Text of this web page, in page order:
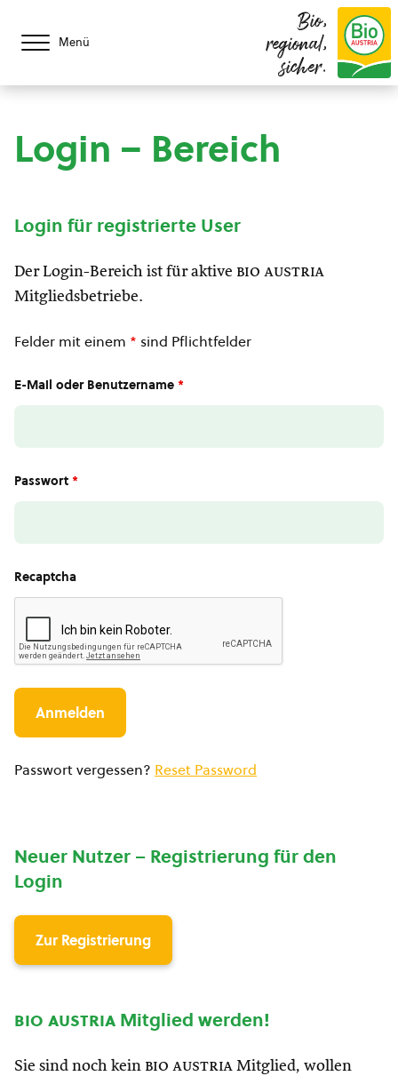
Menü
Bio,
regional,
sicher.
Login – Bereich
Login für registrierte User
Der Login-Bereich ist für aktive bio austria
Mitgliedsbetriebe.
Felder mit einem * sind Pflichtfelder
E-Mail oder Benutzername *
Passwort *
Recaptcha
Passwort vergessen? Reset Password
Neuer Nutzer – Registrierung für den
Login
Zur Registrierung
bio austria Mitglied werden!
Sie sind noch kein bio austria Mitglied, wollen